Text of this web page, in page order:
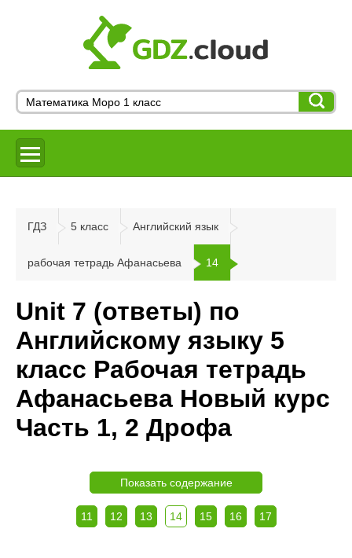
ГДЗ 5 класс Английский язык
рабочая тетрадь Афанасьева 14
Unit 7 (ответы) по
Английскому языку 5
класс Рабочая тетрадь
Афанасьева Новый курс
Часть 1, 2 Дрофа
Показать содержание
11 12 13 14 15 16 17